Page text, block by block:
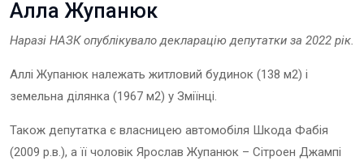
Алла Жупанюк
Наразі НАЗК опублікувало декларацію депутатки за 2022 рік.
Аллі Жупанюк належать житловий будинок (138 м2) і
земельна ділянка (1967 м2) у Зміїнці.
Також депутатка є власницею автомобіля Шкода Фабія
(2009 р.в.), а її чоловік Ярослав Жупанюк – Сітроен Джампі